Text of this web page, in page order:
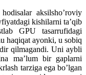
aksilsho’roviy
kishilarni ta’qib
GPU tasarrufidagi
haqiqat ayonki, u sobiq
qilmagandi. Uni aybli
ma’lum bir gaplarni
tarziga ega bo’lgan